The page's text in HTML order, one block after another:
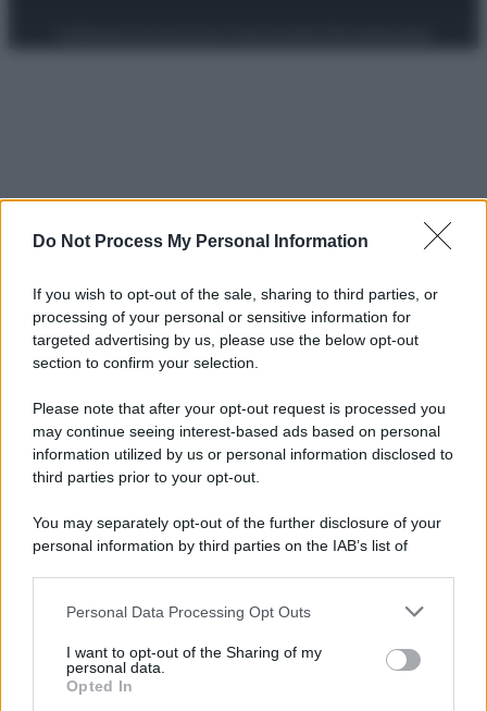
Do Not Process My Personal Information
If you wish to opt-out of the sale, sharing to third parties, or
processing of your personal or sensitive information for
targeted advertising by us, please use the below opt-out
section to confirm your selection.
Please note that after your opt-out request is processed you
may continue seeing interest-based ads based on personal
information utilized by us or personal information disclosed to
third parties prior to your opt-out.
You may separately opt-out of the further disclosure of your
personal information by third parties on the IAB’s list of
This information may also be disclosed by us to third parties
disclose it to other third parties.
Please note that this website/app uses one or more Google
Personal Data Processing Opt Outs
I want to opt-out of the Sharing of my
personal data.
Opted In